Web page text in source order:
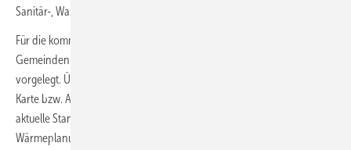
Sanitär-, Wasser-, Abwassertechnik).
Für die kommunale Wärmeplanung hat eine Vielzahl der Städte und
Gemeinden mit der Arbeit begonnen oder bereits einen Entwurf
vorgelegt. Über kww-halle.de (Pfad: Praxis, Status quo der KWP, dann
Karte bzw. Auswertung nach Bundesland anklicken) lässt sich der
aktuelle Stand verfolgen. Der ZVSHK erkennt in der kommunalen
Wärmeplanung zahlreiche Punkte, die bereits jetzt im Entwurfsstadium